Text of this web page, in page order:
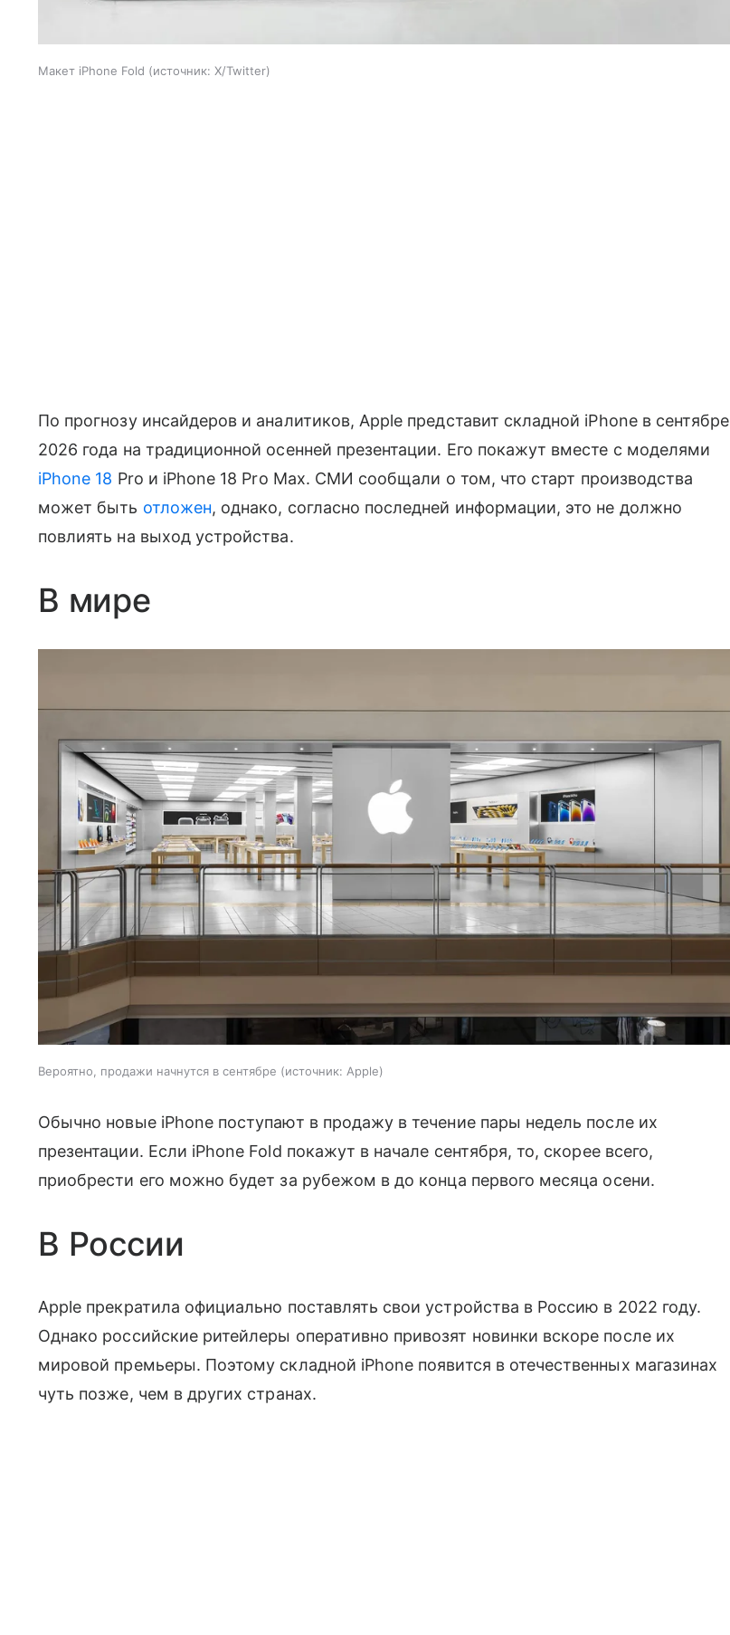
Макет iPhone Fold источник: X/Twitter
По прогнозу инсайдеров и аналитиков, Apple представит складной iPhone в сентябре
2026 года на традиционной осенней презентации. Его покажут вместе с моделями
iPhone 18 Pro и iPhone 18 Pro Max. СМИ сообщали о том, что старт производства
может быть отложен, однако, согласно последней информации, это не должно
повлиять на выход устройства.
В мире
Вероятно, продажи начнутся в сентябре источник: Apple
Обычно новые iPhone поступают в продажу в течение пары недель после их
презентации. Если iPhone Fold покажут в начале сентября, то, скорее всего,
приобрести его можно будет за рубежом в до конца первого месяца осени.
В России
Apple прекратила официально поставлять свои устройства в Россию в 2022 году.
Однако российские ритейлеры оперативно привозят новинки вскоре после их
мировой премьеры. Поэтому складной iPhone появится в отечественных магазинах
чуть позже, чем в других странах.